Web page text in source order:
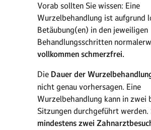
Vorab sollten Sie wissen: Eine
Wurzelbehandlung ist aufgrund
Betäubung(en) in den jeweiligen
Behandlungsschritten
vollkommen schmerzfrei.
Die Dauer der
nicht genau vorhersagen. Eine
Wurzelbehandlung kann in zwei
Sitzungen durchgeführt werden.
mindestens zwei